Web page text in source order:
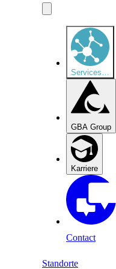
Services
GBA Group
Karriere
Contact
Standorte